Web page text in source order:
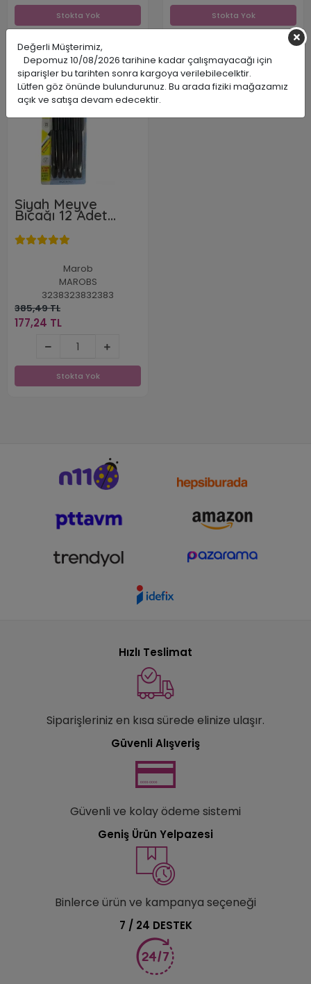
Stokta Yok Stokta Yok
İNDİRİM
%54
Siyah Meyve
Bıçağı 12 Adet
Bıçak Seti
Marob
MAROBS
3238323832383
385,49 TL
177,24 TL
Stokta Yok
Hızlı Teslimat
Siparişleriniz en kısa sürede elinize ulaşır.
Güvenli Alışveriş
Güvenli ve kolay ödeme sistemi
Geniş Ürün Yelpazesi
Binlerce ürün ve kampanya seçeneği
7 / 24 DESTEK
Değerli Müşterimiz,
Depomuz 10/08/2026 tarihine kadar çalışmayacağı için
siparişler bu tarihten sonra kargoya verilebilecelktir.
Lütfen göz önünde bulundurunuz. Bu arada fiziki mağazamız
açık ve satışa devam edecektir.